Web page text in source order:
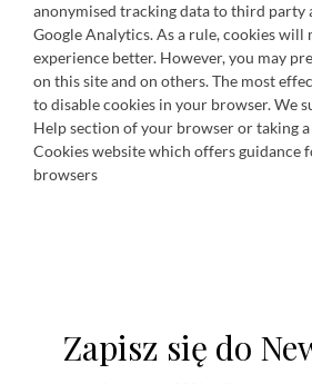
anonymised tracking data to third party
Google Analytics. As a rule, cookies will
experience better. However, you may
on this site and on others. The most
to disable cookies in your browser. We
Help section of your browser or taking
Cookies websitewhich offers guidance
browsers
Zapisz się do